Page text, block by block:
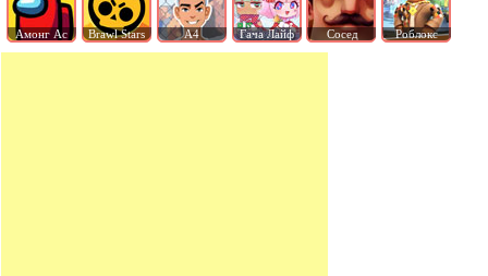
Амонг Ас Brawl Stars А4 Гача Лайф Сосед Роблокс